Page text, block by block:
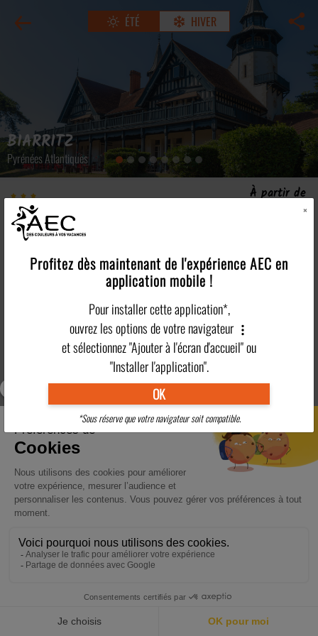
ÉTÉ HIVER
BIARRITZ
Pyrénées Atlantiques
Le Domaine de Françon
À partir de
/pers
Village vacances
Les points forts
vacances Hébergement Restauration
Clubs Enfants Tarifs Pratique Région
VILLAGE VACANCES BIARRITZ
Bienvenue dans le Pays Basque !
RÉSERVER
DESTINATIONS POINTS FORTS
×
Profitez dès maintenant de l'expérience AEC en
application mobile !
Pour installer cette application*,
ouvrez les options de votre navigateur
et sélectionnez "Ajouter à l'écran d'accueil" ou
"Installer l'application".
OK
*Sous réserve que votre navigateur soit compatible.